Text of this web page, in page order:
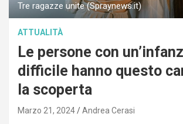
Tre ragazze unite (Spraynews.it)
ATTUALITÀ
Le persone con
difficile hanno questo
la scoperta
Marzo 21, 2024 Andrea Cerasi